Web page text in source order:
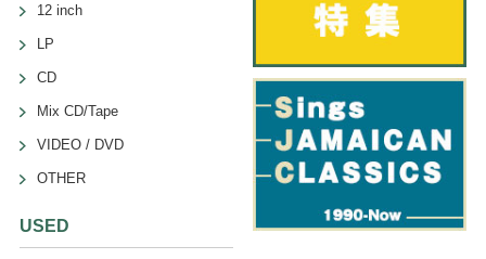
12 inch
LP
CD
Mix CD/Tape
VIDEO / DVD
OTHER
USED